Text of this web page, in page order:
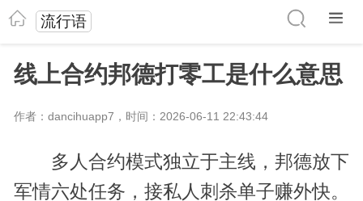
流行语
线上合约邦德打零工是什么意思
作者：dancihuapp7，时间：2026-06-11 22:43:44
多人合约模式独立于主线，邦德放下
军情六处任务，接私人刺杀单子赚外快。